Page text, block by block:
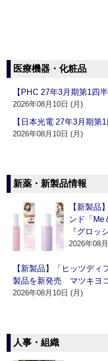
医療機器・化粧品
【PHC 27年3月期第1四
2026年08月10日 (月)
【日本光電 27年3月期第
2026年08月10日 (月)
新薬・新製品情報
【新製品
ンド「Me
『グロッ
2026年08
【新製品】「ヒッツデ
製品を新発売 マツキヨ
2026年08月10日 (月)
人事・組織